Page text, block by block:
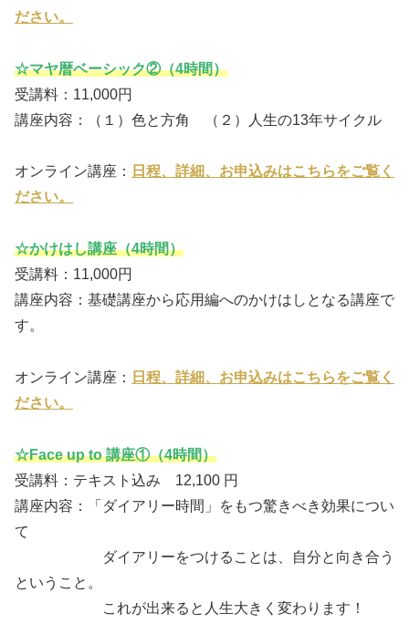
ださい。
☆マヤ暦ベーシック②（4時間）
受講料：11,000円
講座内容：（１）色と方角 （２）人生の13年サイクル
オンライン講座：
日程、詳細、お申込みはこちらをご覧く
ださい。
☆かけはし講座（4時間）
受講料：11,000円
講座内容：基礎講座から応用編へのかけはしとなる講座で
す。
オンライン講座：
日程、詳細、お申込みはこちらをご覧く
ださい。
☆Face up to 講座①（4時間）
受講料：テキスト込み 12,100 円
講座内容：「ダイアリー時間」をもつ驚きべき効果につい
て
ダイアリーをつけることは、自分と向き合う
ということ。
これが出来ると人生大きく変わります！